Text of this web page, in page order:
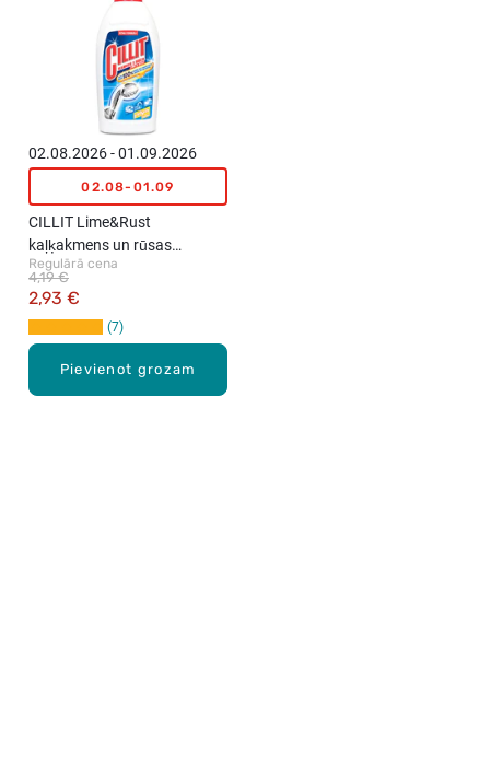
Pievienot grozam
02.08.2026 - 01.09.2026
02.08-01.09
CILLIT Lime&Rust
kaļķakmens un rūsas
tīrīšanas līdzeklis, 450ml
Regulārā cena
2,93 €
4,19 €
7